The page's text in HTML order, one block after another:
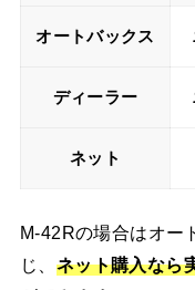
オートバックス
ディーラー
ネット
M-42Rの場合はオー
じ、 ネット購入なら